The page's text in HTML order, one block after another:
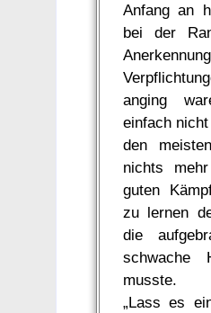
Anfang an
bei der
anging
einfach
den
nichts
guten
zu lernen
die
schwache
musste.
„Lass es